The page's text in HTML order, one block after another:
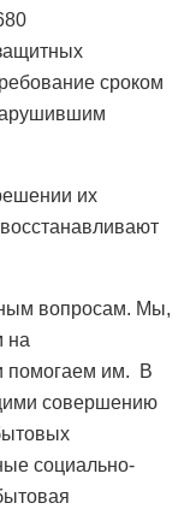
сроком
их
вопросам. Мы,
на
помогаем им. В
совершению
социально-